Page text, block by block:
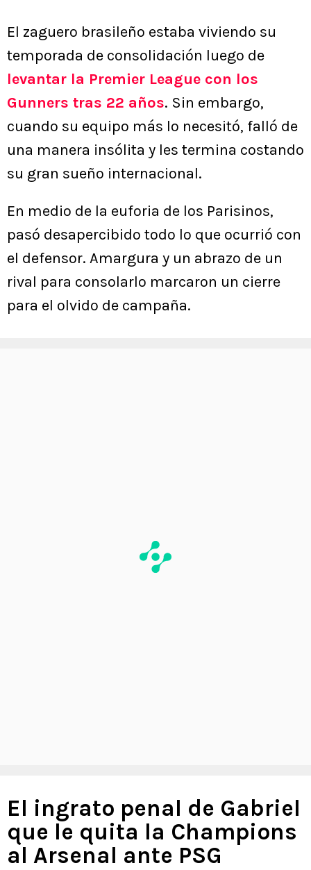
El zaguero brasileño estaba viviendo su
temporada de consolidación luego de
levantar la Premier League con los
Gunners tras 22 años. Sin embargo,
cuando su equipo más lo necesitó, falló de
una manera insólita y les termina costando
su gran sueño internacional.
En medio de la euforia de los Parisinos,
pasó desapercibido todo lo que ocurrió con
el defensor. Amargura y un abrazo de un
rival para consolarlo marcaron un cierre
para el olvido de campaña.
El ingrato penal de Gabriel
que le quita la Champions
al Arsenal ante PSG